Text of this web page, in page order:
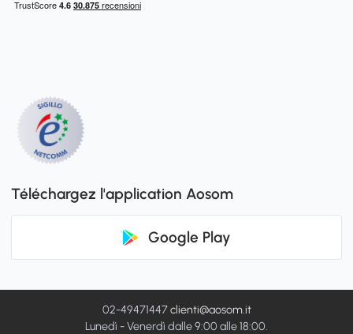
Téléchargez l'application Aosom
Google Play
02-49471447clienti@aosom.it
Lunedì - Venerdì dalle 9:00 alle 18:00.